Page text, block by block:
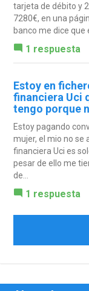
tarjeta de débito y
7280€, en una
banco me dice que
1 respuesta
Estoy en
financiera Uci
tengo porque
Estoy pagando
mujer, el mio no se
financiera Uci es
pesar de ello me
de...
1 respuesta